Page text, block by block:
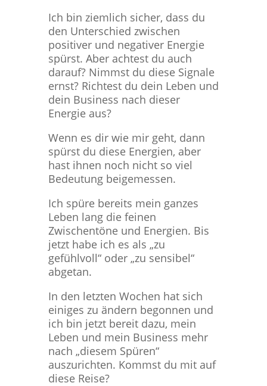
Ich bin ziemlich sicher, dass du
den Unterschied zwischen
positiver und negativer Energie
spürst. Aber achtest du auch
darauf? Nimmst du diese Signale
ernst? Richtest du dein Leben und
dein Business nach dieser
Energie aus?
Wenn es dir wie mir geht, dann
spürst du diese Energien, aber
hast ihnen noch nicht so viel
Bedeutung beigemessen.
Ich spüre bereits mein ganzes
Leben lang die feinen
Zwischentöne und Energien. Bis
jetzt habe ich es als „zu
gefühlvoll“ oder „zu sensibel“
abgetan.
In den letzten Wochen hat sich
einiges zu ändern begonnen und
ich bin jetzt bereit dazu, mein
Leben und mein Business mehr
nach „diesem Spüren“
auszurichten. Kommst du mit auf
diese Reise?